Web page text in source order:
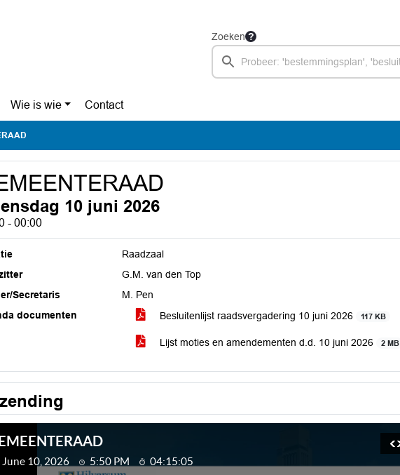
Zoeken
Wie is wie Contact
10 juni 2026
- 00:00
Raadzaal
G.M. van den Top
Secretaris
M. Pen
documenten
Besluitenlijst raadsvergadering 10 juni 2026 117 KB
Lijst moties en amendementen d.d. 10 juni 2026 2 MB